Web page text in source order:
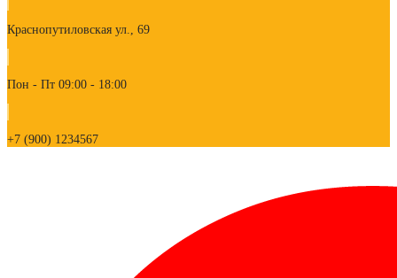
Краснопутиловская ул., 69
Пон - Пт 09:00 - 18:00
+7 (900) 1234567